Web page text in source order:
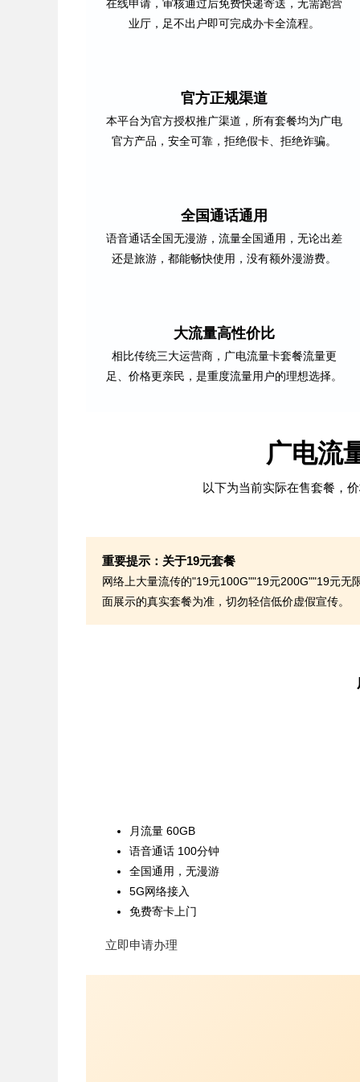
在线申请，审核通过后免费快递寄送，无需跑营
业厅，足不出户即可完成办卡全流程。
官方正规渠道
本平台为官方授权推广渠道，所有套餐均为广电
官方产品，安全可靠，拒绝假卡、拒绝诈骗。
全国通话通用
语音通话全国无漫游，流量全国通用，无论出差
还是旅游，都能畅快使用，没有额外漫游费。
大流量高性价比
相比传统三大运营商，广电流量卡套餐流量更
足、价格更亲民，是重度流量用户的理想选择。
广电流
以下为当前实际在售套餐，
重要提示：关于19元套餐
网络上大量流传的"19元100G""19元200G""19元无
面展示的真实套餐为准，切勿轻信低价虚假宣传。
月流量 60GB
语音通话 100分钟
全国通用，无漫游
5G网络接入
免费寄卡上门
立即申请办理